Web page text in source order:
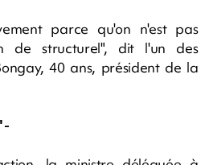
parce qu'on n'est pas
de structurel", dit l'un des
40 ans, président de la
-